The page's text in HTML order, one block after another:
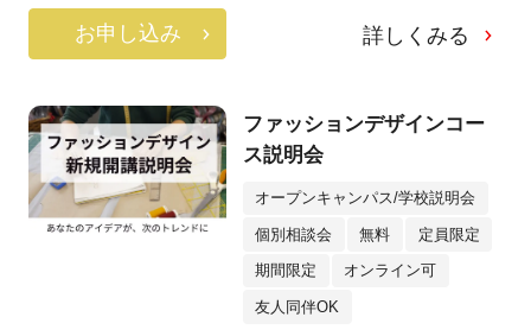
お申し込み 詳しくみる
ファッションデザインコー
ス説明会
オープンキャンパス/学校説明会
個別相談会 無料 定員限定
期間限定 オンライン可
友人同伴OK